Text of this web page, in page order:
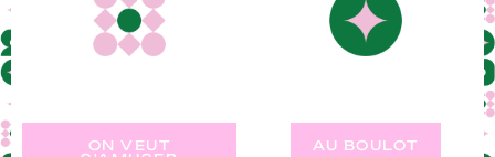
ON VEUT
AU BOULOT